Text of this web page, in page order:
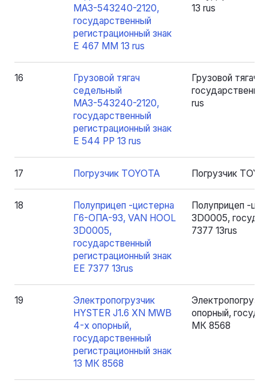
МАЗ-543240-2120,
государственный
регистрационный знак
Е 467 ММ 13 rus
13 rus
16
Грузовой тягач
седельный
МАЗ-543240-2120,
государственный
регистрационный знак
Е 544 РР 13 rus
Грузовой тягач
rus
17 Погрузчик TOYOTA Погрузчик
18
Полуприцеп -цистерна
Г6-ОПА-93, VAN HOOL
3D0005,
государственный
регистрационный знак
ЕЕ 7377 13rus
Полуприцеп -
3D0005,
7377 13rus
19
Электропогрузчик
HYSTER J1.6 XN MWB
4-х опорный,
государственный
регистрационный знак
13 МК 8568
опорный,
МК 8568